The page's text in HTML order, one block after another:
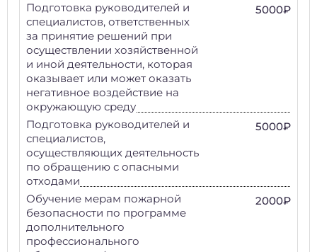
Подготовка руководителей и
специалистов, ответственных
за принятие решений при
осуществлении хозяйственной
и иной деятельности, которая
оказывает или может оказать
негативное воздействие на
окружающую среду
5000₽
Подготовка руководителей и
специалистов,
осуществляющих деятельность
по обращению с опасными
отходами
5000₽
Обучение мерам пожарной
безопасности по программе
дополнительного
профессионального
2000₽